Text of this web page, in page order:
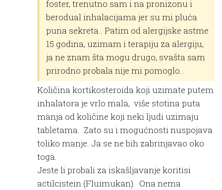
foster, trenutno sam i na pronizonu i
berodual inhalacijama jer su mi pluća
puna sekreta.. Patim od alergijske astme
15 godina, uzimam i terapiju za alergiju,
ja ne znam šta mogu drugo, svašta sam
prirodno probala nije mi pomoglo..
Količina kortikosteroida koji uzimate putem
inhalatora je vrlo mala, više stotina puta
manja od količine koji neki ljudi uzimaju
tabletama. Zato su i mogućnosti nuspojava
toliko manje. Ja se ne bih zabrinjavao oko
toga.
Jeste li probali za iskašljavanje koritisi
actilcistein (Fluimukan). Ona nema